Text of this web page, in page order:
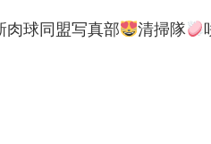
肉球同盟写真部 清掃隊